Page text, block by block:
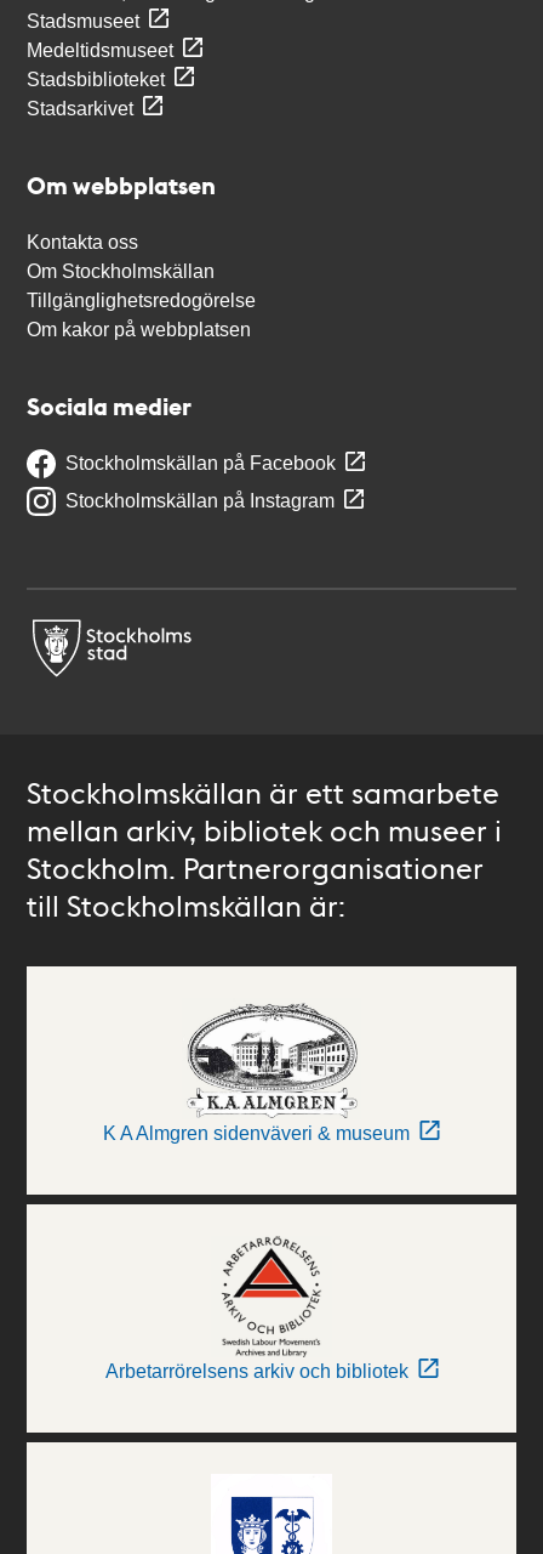
Stadsmuseet
Medeltidsmuseet
Stadsbiblioteket
Stadsarkivet
Om webbplatsen
Kontakta oss
Om Stockholmskällan
Tillgänglighetsredogörelse
Om kakor på webbplatsen
Sociala medier
Stockholmskällan på Facebook
Stockholmskällan på Instagram
Stockholmskällan är ett samarbete
mellan arkiv, bibliotek och museer i
Stockholm. Partnerorganisationer
till Stockholmskällan är:
K A Almgren sidenväveri & museum
Arbetarrörelsens arkiv och bibliotek